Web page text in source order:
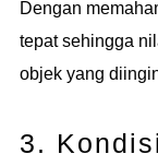
Dengan
tepat sehingga
objek yang
3.